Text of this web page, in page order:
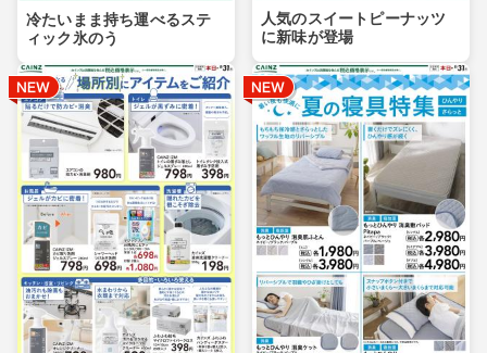
冷たいまま持ち運べるステ
ィック氷のう
人気のスイートピーナッツ
に新味が登場